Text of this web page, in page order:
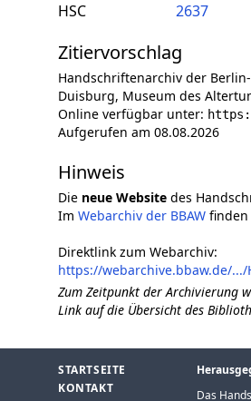
HSC
2637
Zitiervorschlag
Handschriftenarchiv der
Duisburg, Museum des
Online verfügbar unter:
Aufgerufen am 08.08.2026
Hinweis
Die neue Website des
Im Webarchiv der BBAW finden
Direktlink zum Webarchiv:
https://webarchive.bbaw.de/
Zum Zeitpunkt der Archivierung
Link auf die Übersicht des
STARTSEITE
KONTAKT
Das